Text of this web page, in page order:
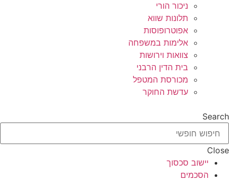
ניכור הורי
תלונות שווא
אפוטרופוסות
אלימות במשפחה
צוואות וירושות
בית הדין הרבני
מכורסת המטפל
עדשת החוקר
Search
Close
יישוב סכסוך
הסכמים